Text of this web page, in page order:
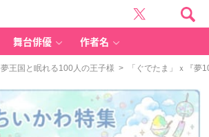
舞台俳優 作者名
夢王国と眠れる100人の王子様 > 「ぐでたま」ｘ『夢